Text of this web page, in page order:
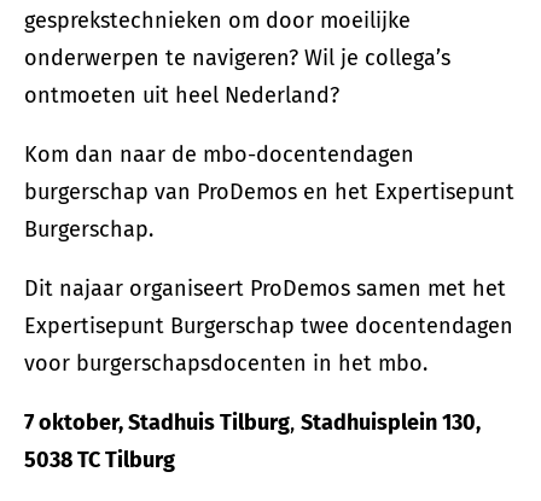
gesprekstechnieken om door moeilijke
onderwerpen te navigeren? Wil je collega’s
ontmoeten uit heel Nederland?
Kom dan naar de mbo-docentendagen
burgerschap van ProDemos en het Expertisepunt
Burgerschap.
Dit najaar organiseert ProDemos samen met het
Expertisepunt Burgerschap twee docentendagen
voor burgerschapsdocenten in het mbo.
7 oktober, Stadhuis Tilburg, Stadhuisplein 130,
5038 TC Tilburg